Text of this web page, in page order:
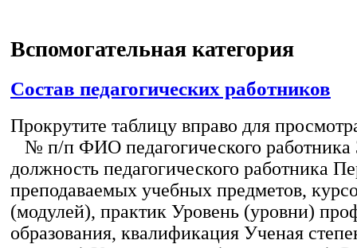
Вспомогательная категория
Состав педагогических работников
Прокрутите таблицу вправо для
№ п/п ФИО педагогического работника
должность педагогического работника
преподаваемых учебных предметов,
(модулей), практик Уровень (уровни)
образования, квалификация Ученая